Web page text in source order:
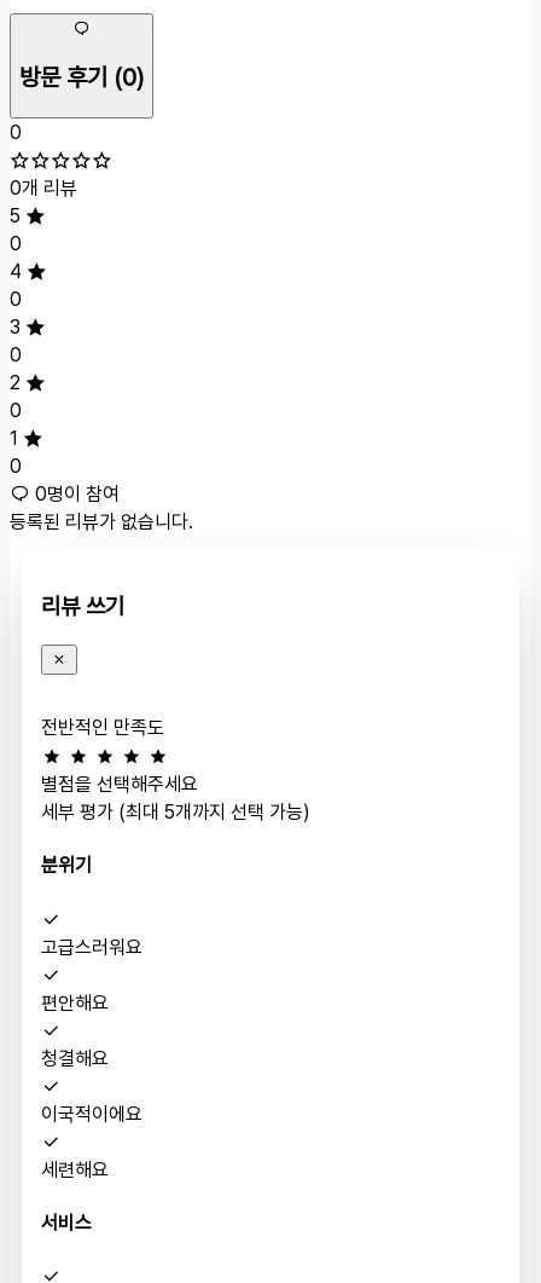
방문 후기 (0)
0
0개 리뷰
5
0
4
0
3
0
2
0
1
0
0명이 참여
등록된 리뷰가 없습니다.
리뷰 쓰기
전반적인 만족도
별점을 선택해주세요
세부 평가 (최대 5개까지 선택 가능)
분위기
고급스러워요
편안해요
청결해요
이국적이에요
세련해요
서비스